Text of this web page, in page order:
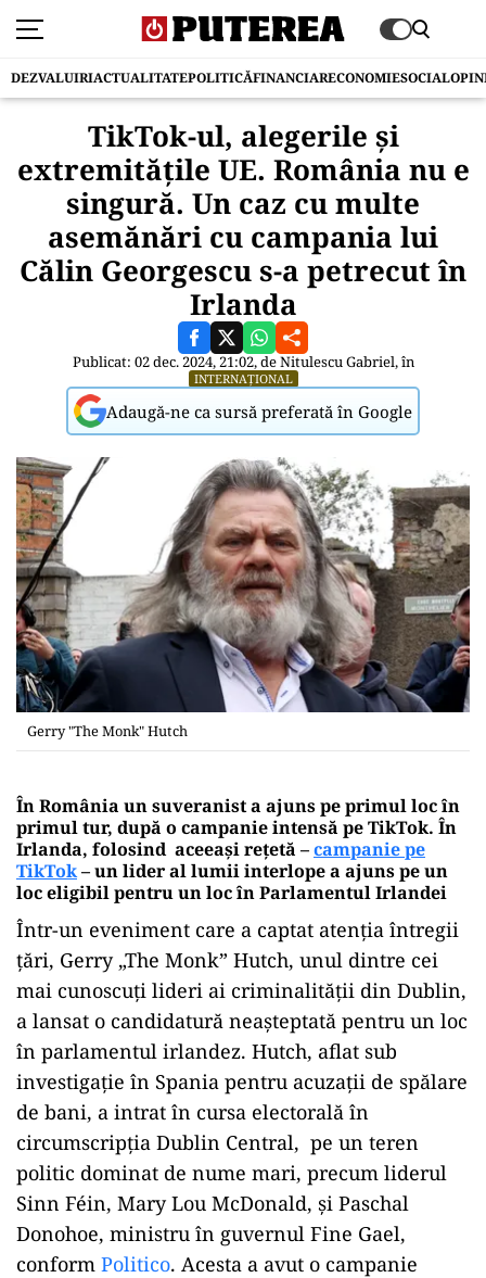
DEZVALUIRIACTUALITATEPOLITICĂFINANCIARECONOMIESOCIAL
TikTok-ul, alegerile și
extremitățile UE. România nu e
singură. Un caz cu multe
asemănări cu campania lui
Călin Georgescu s-a petrecut în
Irlanda
Publicat: 02 dec. 2024, 21:02, deNitulescu Gabriel, în
INTERNAȚIONAL
Adaugă-ne ca sursă preferată în Google
Gerry "The Monk" Hutch
În România un suveranist a ajuns pe primul loc în
primul tur, după o campanie intensă pe TikTok. În
Irlanda, folosind aceeași rețetă –campanie pe
TikTok– un lider al lumii interlope a ajuns pe un
loc eligibil pentru un loc în Parlamentul Irlandei
Într-un eveniment care a captat atenția întregii
țări, Gerry „The Monk” Hutch, unul dintre cei
mai cunoscuți lideri ai criminalității din Dublin,
a lansat o candidatură neașteptată pentru un loc
în parlamentul irlandez. Hutch, aflat sub
investigație în Spania pentru acuzații de spălare
de bani, a intrat în cursa electorală în
circumscripția Dublin Central, pe un teren
politic dominat de nume mari, precum liderul
Sinn Féin, Mary Lou McDonald, și Paschal
Donohoe, ministru în guvernul Fine Gael,
conform Politico. Acesta a avut o campanie